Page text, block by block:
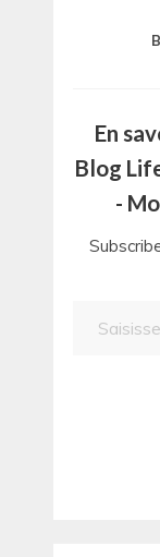
En
Blog
-